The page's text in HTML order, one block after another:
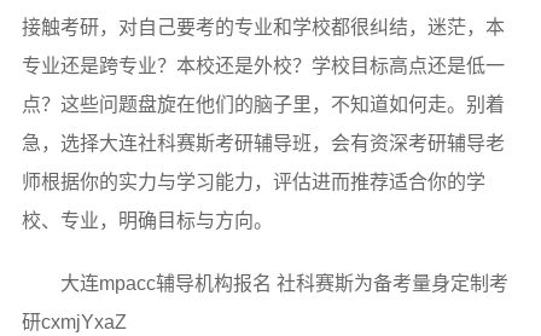
接触考研，对自己要考的专业和学校都很纠结，迷茫，本
专业还是跨专业？本校还是外校？学校目标高点还是低一
点？这些问题盘旋在他们的脑子里，不知道如何走。别着
急，选择大连社科赛斯考研辅导班，会有资深考研辅导老
师根据你的实力与学习能力，评估进而推荐适合你的学
校、专业，明确目标与方向。
大连mpacc辅导机构报名 社科赛斯为备考量身定制考
研cxmjYxaZ